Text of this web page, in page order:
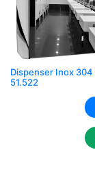
Dispenser Inox
51.522